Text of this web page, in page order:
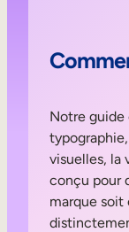
Notre guide
visuelles, la
conçu pour
marque